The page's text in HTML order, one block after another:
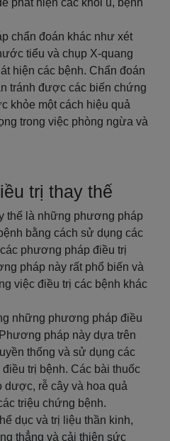
phát hiện các khối u, bệnh
chẩn đoán khác như xét
tiểu và chụp X-quang
hiện các bệnh. Chẩn đoán
tránh được các biến chứng
khỏe một cách hiệu quả
trong việc phòng ngừa và
trị thay thế
thế là những phương pháp
bằng cách sử dụng các
phương pháp điều trị
pháp này rất phổ biến và
việc điều trị các bệnh khác
những phương pháp điều
pháp này dựa trên
thống và sử dụng các
trị bệnh. Các bài thuốc
rễ cây và hoa quả
triệu chứng bệnh.
dục và trị liệu thần kinh,
thẳng và cải thiện sức